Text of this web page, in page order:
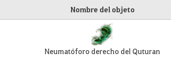
Nombre del objeto
Neumatóforo derecho del Quturan